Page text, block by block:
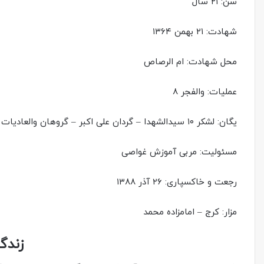
شهادت: ۲۱ بهمن ۱۳۶۴
محل شهادت: ام الرصاص
عملیات: والفجر ۸
یگان: لشکر ۱۰ سیدالشهدا – گردان علی اکبر – گروهان والعادیات
مسئولیت: مربی آموزش غواصی
رجعت و خاکسپاری: ۲۶ آذر ۱۳۸۸
مزار: کرج – امامزاده محمد